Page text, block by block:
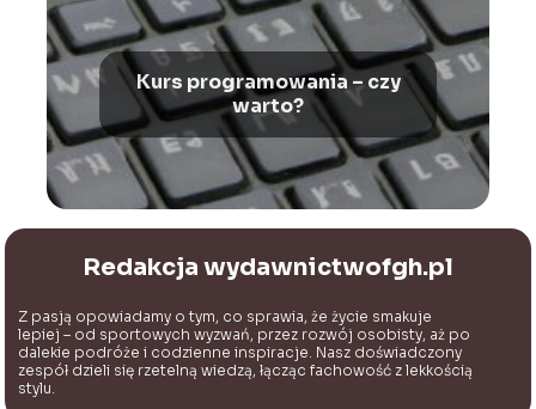
Kurs programowania – czy
warto?
Redakcja wydawnictwofgh.pl
Z pasją opowiadamy o tym, co sprawia, że życie smakuje
lepiej – od sportowych wyzwań, przez rozwój osobisty, aż po
dalekie podróże i codzienne inspiracje. Nasz doświadczony
zespół dzieli się rzetelną wiedzą, łącząc fachowość z lekkością
stylu.